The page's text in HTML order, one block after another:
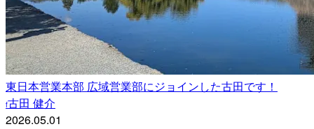
東日本営業本部 広域営業部にジョインした古田です！
f古田 健介
2026.05.01